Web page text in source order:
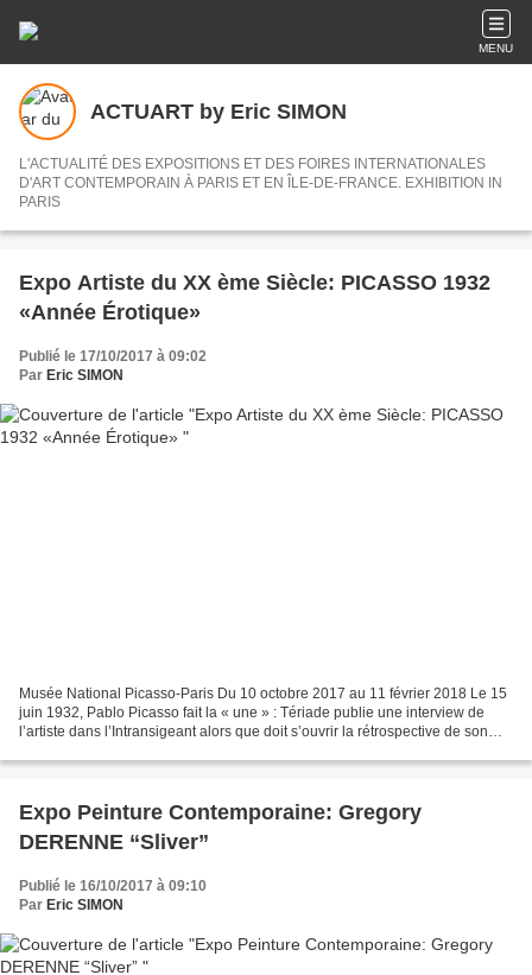
MENU
ACTUART by Eric SIMON
L'ACTUALITÉ DES EXPOSITIONS ET DES FOIRES INTERNATIONALES
D'ART CONTEMPORAIN À PARIS ET EN ÎLE-DE-FRANCE. EXHIBITION IN
PARIS
Expo Artiste du XX ème Siècle: PICASSO 1932
«Année Érotique»
Publié le 17/10/2017 à 09:02
Par Eric SIMON
Musée National Picasso-Paris Du 10 octobre 2017 au 11 février 2018 Le 15
juin 1932, Pablo Picasso fait la « une » : Tériade publie une interview de
l’artiste dans l’Intransigeant alors que doit s’ouvrir la rétrospective de son
Expo Peinture Contemporaine: Gregory
DERENNE “Sliver”
Publié le 16/10/2017 à 09:10
Par Eric SIMON